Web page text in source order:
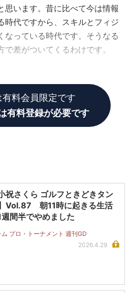
思います。昔に比べて今は情報
時代ですから、スキルとフィジ
なっている時代です。そうなる
差がついてくるわけです。
有料会員限定です
有料登録が必要です
小祝さくら ゴルフときどきタン
Vol.87 朝11時に起きる生活
週間半でやめました
ム プロ・トーナメント 週刊GD
2026.4.29